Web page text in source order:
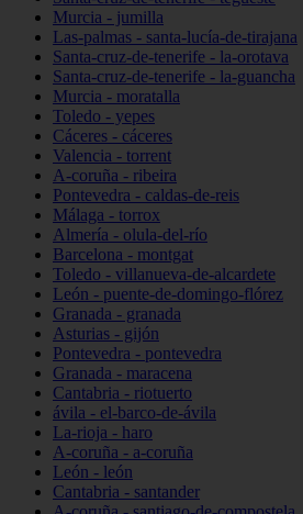
Murcia - jumilla
Las-palmas - santa-lucía-de-tirajana
Santa-cruz-de-tenerife - la-orotava
Santa-cruz-de-tenerife - la-guancha
Murcia - moratalla
Toledo - yepes
Cáceres - cáceres
Valencia - torrent
A-coruña - ribeira
Pontevedra - caldas-de-reis
Málaga - torrox
Almería - olula-del-río
Barcelona - montgat
Toledo - villanueva-de-alcardete
León - puente-de-domingo-flórez
Granada - granada
Asturias - gijón
Pontevedra - pontevedra
Granada - maracena
Cantabria - riotuerto
ávila - el-barco-de-ávila
La-rioja - haro
A-coruña - a-coruña
León - león
Cantabria - santander